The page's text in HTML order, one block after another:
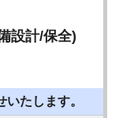
設計/保全)
たします。